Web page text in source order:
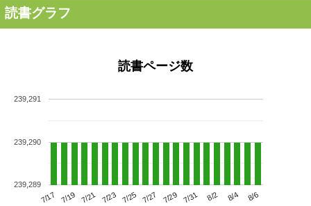
読書グラフ
読書ページ数
7/17 7/19 7/21 7/23 7/25 7/27 7/29 7/31 8/2 8/4 8/6
239,289
239,290
239,291